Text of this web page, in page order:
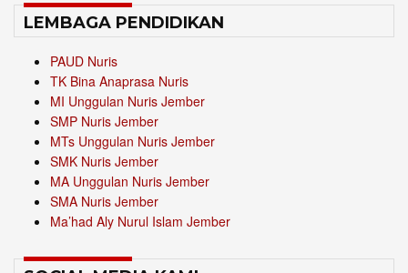
LEMBAGA PENDIDIKAN
PAUD Nuris
TK Bina Anaprasa Nuris
MI Unggulan Nuris Jember
SMP Nuris Jember
MTs Unggulan Nuris Jember
SMK Nuris Jember
MA Unggulan Nuris Jember
SMA Nuris Jember
Ma’had Aly Nurul Islam Jember